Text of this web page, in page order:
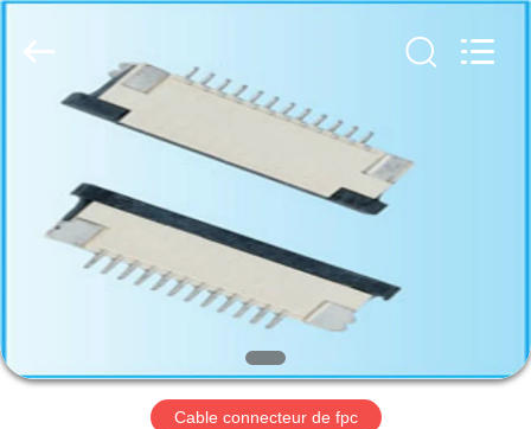
MAISON
PRODUITS
DE
NOUS
Copyright
Developed
Cable connecteur de fpc